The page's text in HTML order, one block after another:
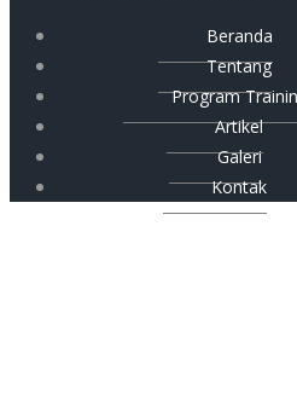
Beranda
Tentang
Program
Artikel
Galeri
Kontak